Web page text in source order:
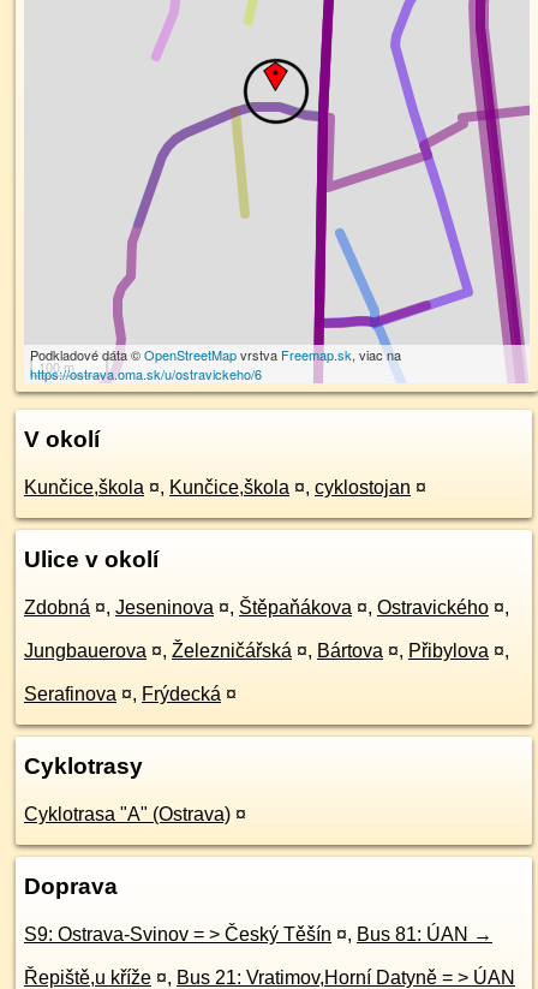
100 m
Podkladové dáta ©OpenStreetMapvrstva Freemap.sk, viac na
https://ostrava.oma.sk/u/ostravickeho/6
V okolí
Kunčice,škola ¤, Kunčice,škola ¤, cyklostojan ¤
Ulice v okolí
Zdobná ¤, Jeseninova ¤, Štěpaňákova ¤, Ostravického ¤,
Jungbauerova ¤, Železničářská ¤, Bártova ¤, Přibylova ¤,
Serafinova ¤, Frýdecká ¤
Cyklotrasy
Cyklotrasa "A" (Ostrava) ¤
Doprava
S9: Ostrava-Svinov = > Český Těšín ¤, Bus 81: ÚAN →
Řepiště,u kříže ¤, Bus 21: Vratimov,Horní Datyně = > ÚAN